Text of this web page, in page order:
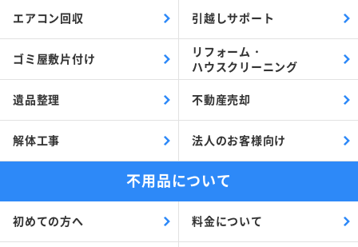
エアコン回収 引越しサポート
ゴミ屋敷片付け
リフォーム・
ハウスクリーニング
遺品整理 不動産売却
解体工事 法人のお客様向け
不用品について
初めての方へ 料金について